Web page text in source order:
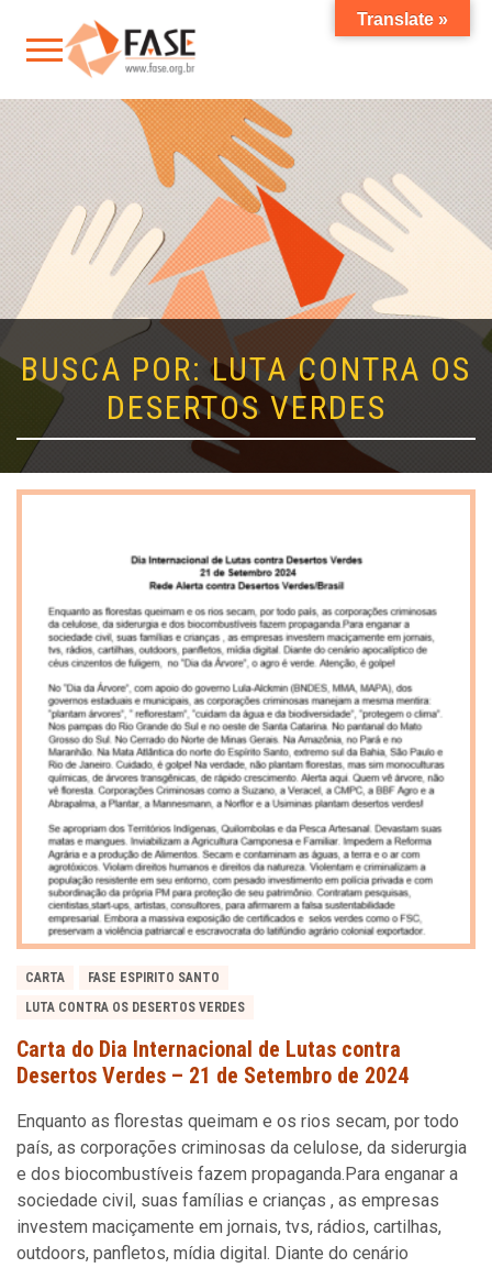
BUSCA POR: LUTA CONTRA OS
DESERTOS VERDES
CARTA
FASE ESPIRITO SANTO
LUTA CONTRA OS DESERTOS VERDES
Carta do Dia Internacional de Lutas contra
Desertos Verdes – 21 de Setembro de 2024
Enquanto as florestas queimam e os rios secam, por todo
país, as corporações criminosas da celulose, da siderurgia
e dos biocombustíveis fazem propaganda.Para enganar a
sociedade civil, suas famílias e crianças , as empresas
investem maciçamente em jornais, tvs, rádios, cartilhas,
outdoors, panfletos, mídia digital. Diante do cenário
Translate »